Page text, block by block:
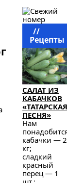
//
Рецепты
САЛАТ ИЗ
КАБАЧКОВ
«ТАТАРСКАЯ
ПЕСНЯ»
Нам
кабачки — 2
кг;
сладкий
красный
перец — 1